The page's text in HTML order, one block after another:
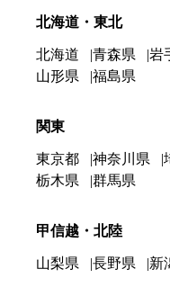
北海道・東北
北海道 青森県 岩
山形県
福島県
関東
東京都 神奈川県
栃木県
群馬県
甲信越・北陸
山梨県 長野県 新